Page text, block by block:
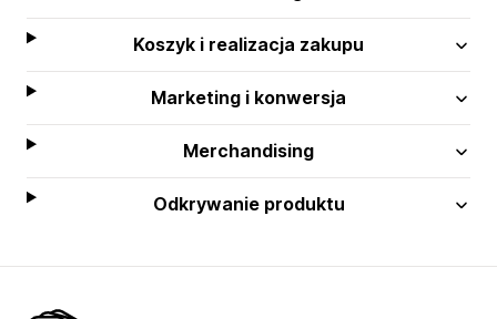
Koszyk i realizacja zakupu
Marketing i konwersja
Merchandising
Odkrywanie produktu